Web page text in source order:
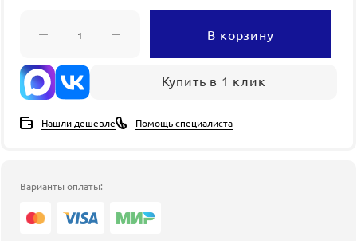
В корзину
Купить в 1 клик
Нашли дешевле Помощь специалиста
Варианты оплаты: